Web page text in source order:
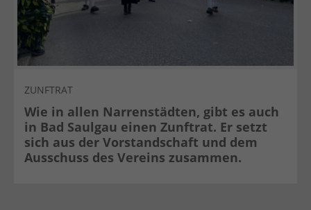
ZUNFTRAT
Wie in allen Narrenstädten, gibt es auch
in Bad Saulgau einen Zunftrat. Er setzt
sich aus der Vorstandschaft und dem
Ausschuss des Vereins zusammen.